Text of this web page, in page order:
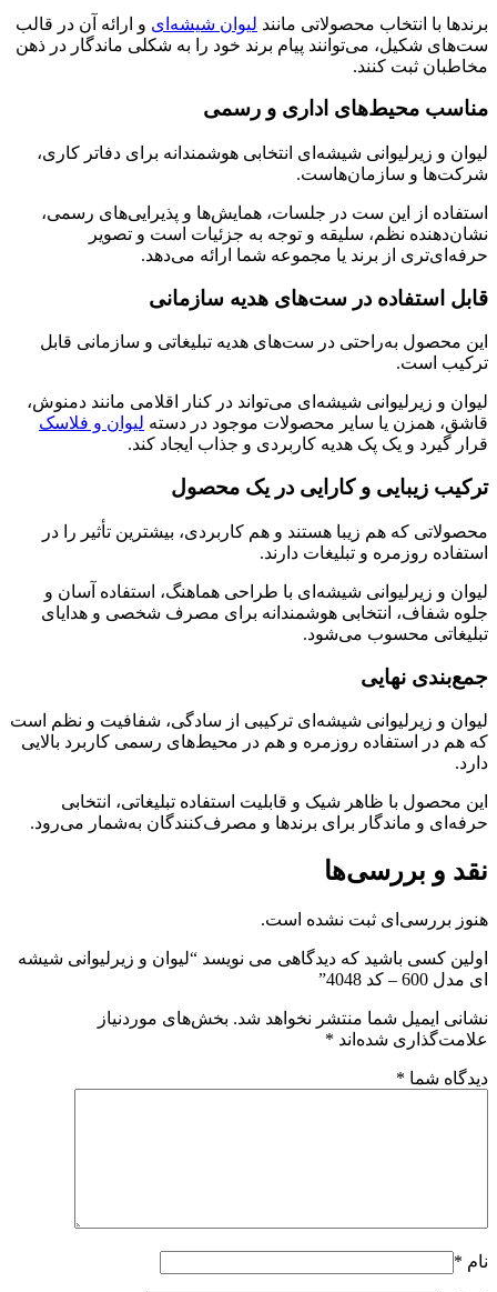
برندها با انتخاب محصولاتی مانند لیوان شیشه‌ای و ارائه آن در قالب
ست‌های شکیل، می‌توانند پیام برند خود را به شکلی ماندگار در ذهن
مخاطبان ثبت کنند.
مناسب محیط‌های اداری و رسمی
لیوان و زیرلیوانی شیشه‌ای انتخابی هوشمندانه برای دفاتر کاری،
شرکت‌ها و سازمان‌هاست.
استفاده از این ست در جلسات، همایش‌ها و پذیرایی‌های رسمی،
نشان‌دهنده نظم، سلیقه و توجه به جزئیات است و تصویر
حرفه‌ای‌تری از برند یا مجموعه شما ارائه می‌دهد.
قابل استفاده در ست‌های هدیه سازمانی
این محصول به‌راحتی در ست‌های هدیه تبلیغاتی و سازمانی قابل
ترکیب است.
لیوان و زیرلیوانی شیشه‌ای می‌تواند در کنار اقلامی مانند دمنوش،
قاشق، همزن یا سایر محصولات موجود در دسته لیوان و فلاسک
قرار گیرد و یک پک هدیه کاربردی و جذاب ایجاد کند.
ترکیب زیبایی و کارایی در یک محصول
محصولاتی که هم زیبا هستند و هم کاربردی، بیشترین تأثیر را در
استفاده روزمره و تبلیغات دارند.
لیوان و زیرلیوانی شیشه‌ای با طراحی هماهنگ، استفاده آسان و
جلوه شفاف، انتخابی هوشمندانه برای مصرف شخصی و هدایای
تبلیغاتی محسوب می‌شود.
جمع‌بندی نهایی
لیوان و زیرلیوانی شیشه‌ای ترکیبی از سادگی، شفافیت و نظم است
که هم در استفاده روزمره و هم در محیط‌های رسمی کاربرد بالایی
دارد.
این محصول با ظاهر شیک و قابلیت استفاده تبلیغاتی، انتخابی
حرفه‌ای و ماندگار برای برندها و مصرف‌کنندگان به‌شمار می‌رود.
نقد و بررسی‌ها
هنوز بررسی‌ای ثبت نشده است.
اولین کسی باشید که دیدگاهی می نویسد “لیوان و زیرلیوانی شیشه
ای مدل 600 – کد 4048”
نشانی ایمیل شما منتشر نخواهد شد. بخش‌های موردنیاز
علامت‌گذاری شده‌اند *
دیدگاه شما *
نام *